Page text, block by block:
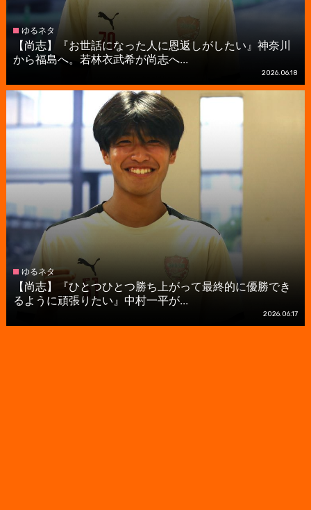
ゆるネタ
【尚志】『お世話になった人に恩返しがしたい』神奈川
から福島へ。若林衣武希が尚志へ...
2026.06.18
ゆるネタ
【尚志】『ひとつひとつ勝ち上がって最終的に優勝でき
るように頑張りたい』中村一平が...
2026.06.17